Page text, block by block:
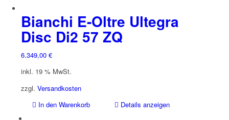
Bianchi E-Oltre Ultegra
Disc Di2 57 ZQ
6.349,00 €
inkl. 19 % MwSt.
zzgl. Versandkosten
In den Warenkorb
Details anzeigen